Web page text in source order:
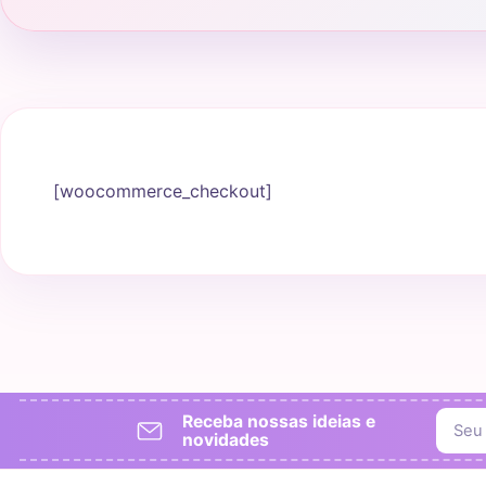
[woocommerce_checkout]
Receba nossas ideias e
novidades